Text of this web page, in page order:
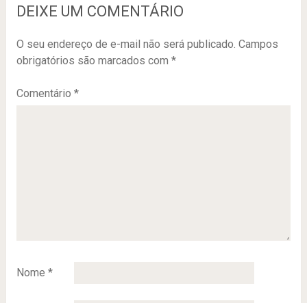
DEIXE UM COMENTÁRIO
O seu endereço de e-mail não será publicado. Campos
obrigatórios são marcados com *
Comentário *
Nome *